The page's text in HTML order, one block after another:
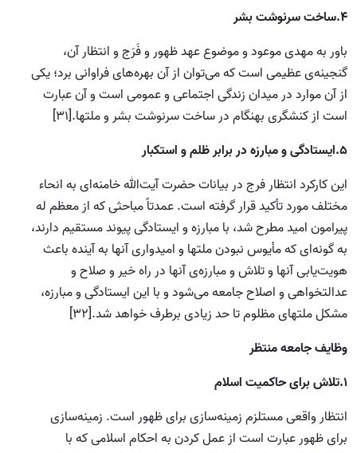
4.ساخت سرنوشت بشر
باور به مهدی موعود و موضوع عهد ظهور و فَرَج و انتظار آن،
گنجینه‌ی عظیمی است که می‌توان از آن بهره‌های فراوانی برد؛ یکی
از آن موارد در میدان زندگی اجتماعی و عمومی است و آن عبارت
است از کنشگری بهنگام در ساخت سرنوشت بشر و ملتها.[31]
5.ایستادگی و مبارزه در برابر ظلم و استکبار
این کارکرد انتظار فرج در بیانات حضرت آیت‌الله خامنه‌ای به انحاء
مختلف مورد تأکید قرار گرفته است. عمدتاً مباحثی که از معظم له
پیرامون امید مطرح شد، با مبارزه و ایستادگی پیوند مستقیم دارند،
به گونه‌ای که مأیوس نبودن ملتها و امیدواری آنها به آینده باعث
هویت‌یابی آنها و تلاش و مبارزه‌ی آنها در راه خیر و صلاح و
عدالتخواهی و اصلاح جامعه می‌شود و با این ایستادگی و مبارزه،
مشکل ملتهای مظلوم تا حد زیادی برطرف خواهد شد.[32]
وظایف جامعه منتظر
1.تلاش برای حاکمیت اسلام
انتظار واقعی مستلزم زمینه‌سازی برای ظهور است. زمینه‌سازی
برای ظهور عبارت است از عمل کردن به احکام اسلامی که با